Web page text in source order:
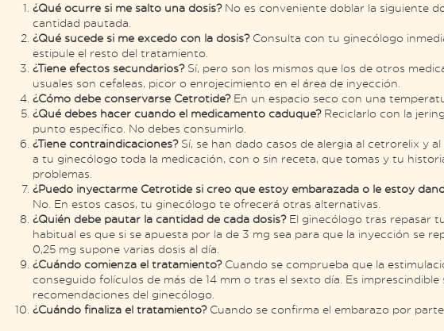
¿Qué ocurre si me salto una dosis?No es conveniente doblar la siguiente
cantidad pautada.
¿Qué sucede si me excedo con la dosis? Consulta con tu ginecólogo
estipule el resto del tratamiento.
¿Tiene efectos secundarios? Sí, pero son los mismos que los de otros
usuales son cefaleas, picor o enrojecimiento en el área de inyección.
¿Cómo debe conservarse Cetrotide?En un espacio seco con una
¿Qué debes hacer cuando el medicamento caduque?Reciclarlo con la
punto específico. No debes consumirlo.
¿Tiene contraindicaciones? Sí, se han dado casos de alergia al cetrorelix y
a tu ginecólogo toda la medicación, con o sin receta, que tomas y tu
problemas.
¿Puedo inyectarme Cetrotide si creo que estoy embarazada o le estoy
No. En estos casos, tu ginecólogo te ofrecerá otras alternativas.
¿Quién debe pautar la cantidad de cada dosis? El ginecólogo tras repasar
habitual es que si se apuesta por la de 3 mg sea para que la inyección se
0,25 mg supone varias dosis al día.
¿Cuándo comienza el tratamiento? Cuando se comprueba que la
conseguido folículos de más de 14 mm o tras el sexto día. Es imprescindible
recomendaciones del ginecólogo.
¿Cuándo finaliza el tratamiento? Cuando se confirma el embarazo por parte